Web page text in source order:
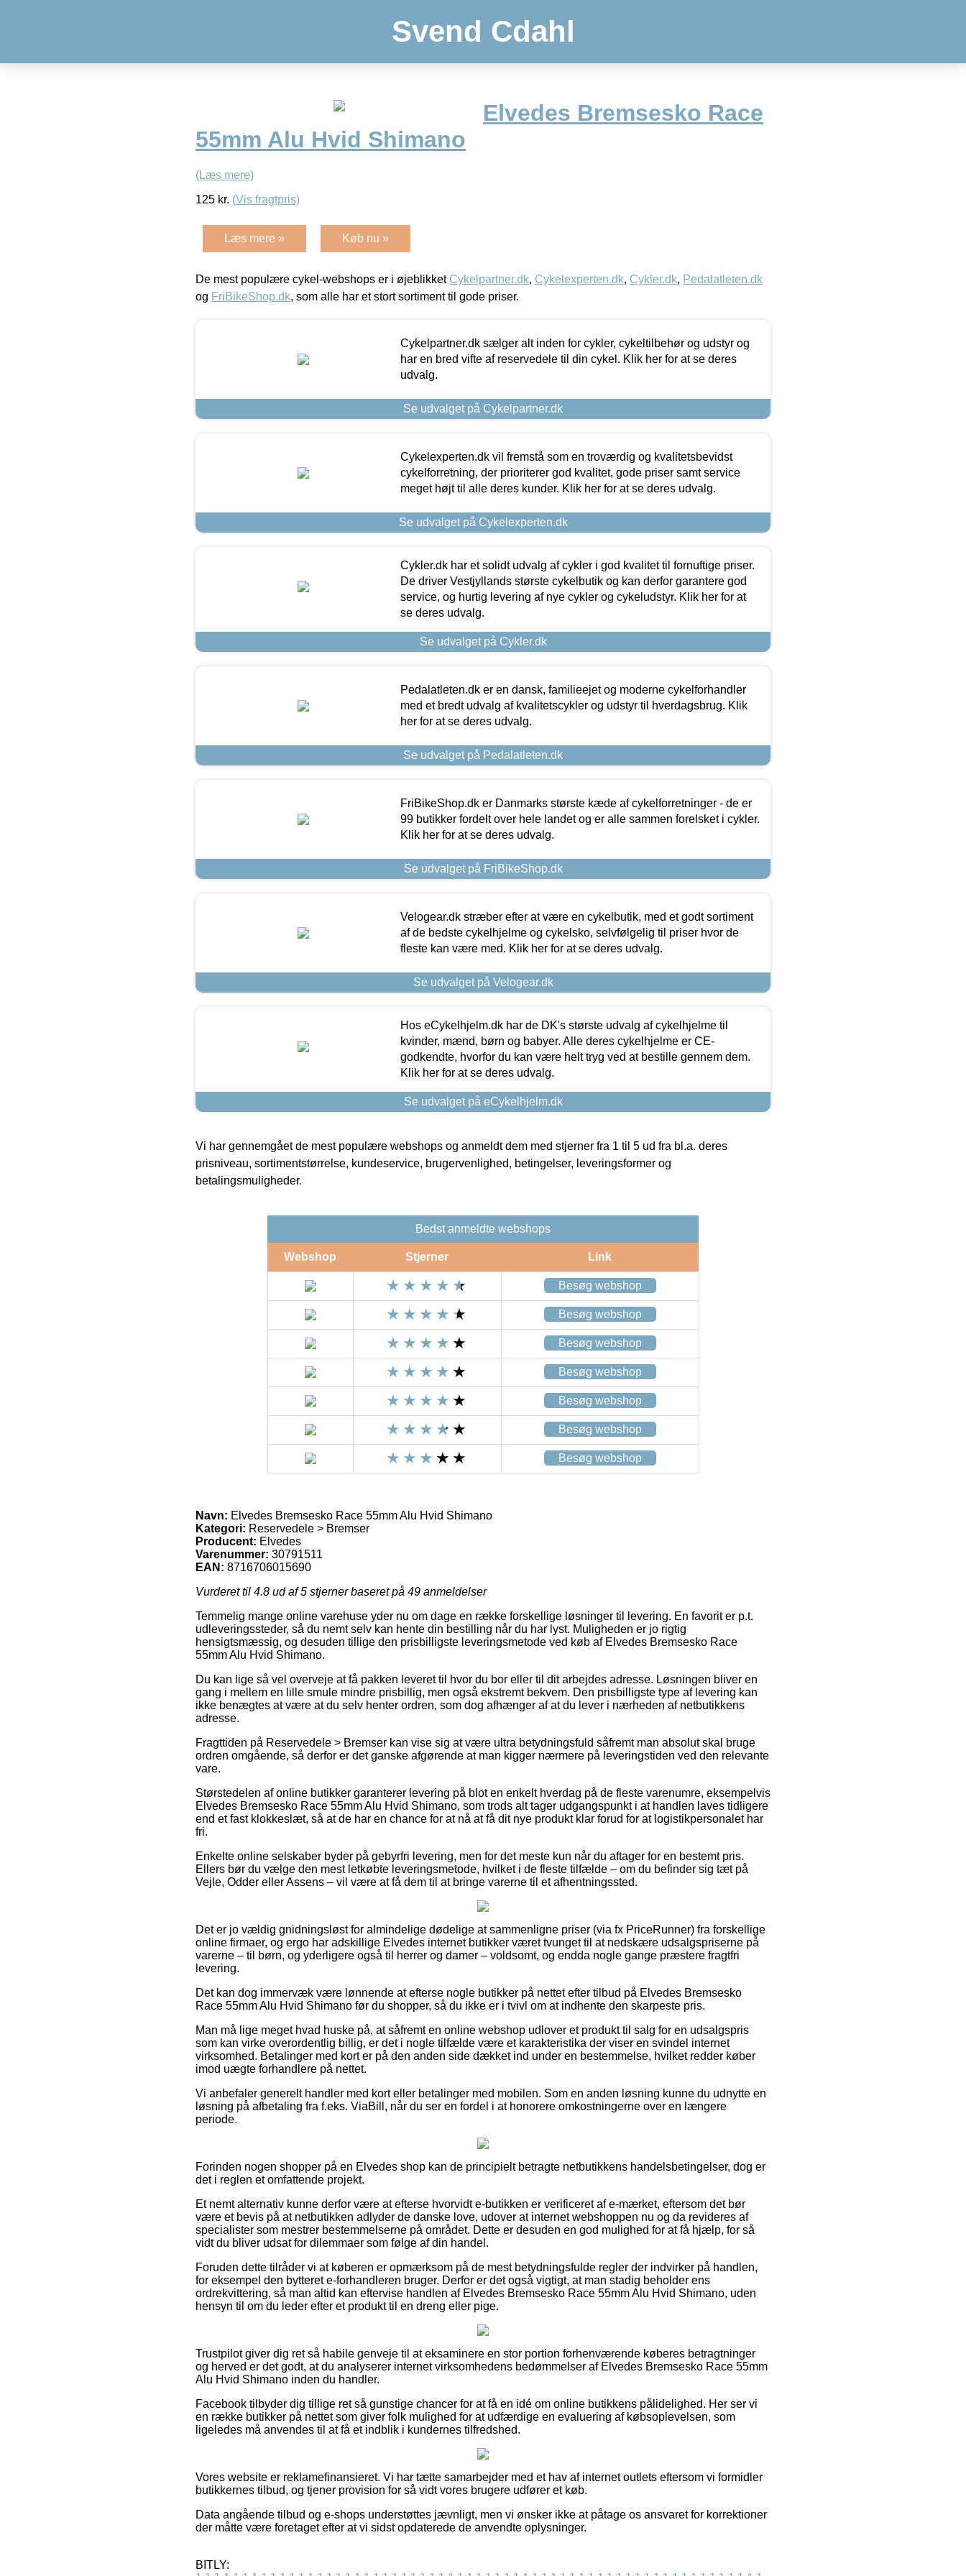
Svend Cdahl
Elvedes Bremsesko Race
55mm Alu Hvid Shimano
(Læs mere)
125 kr. (Vis fragtpris)
Læs mere » Køb nu »
De mest populære cykel-webshops er i øjeblikket Cykelpartner.dk, Cykelexperten.dk, Cykler.dk, Pedalatleten.dk
og FriBikeShop.dk, som alle har et stort sortiment til gode priser.
Cykelpartner.dk sælger alt inden for cykler, cykeltilbehør og udstyr og
har en bred vifte af reservedele til din cykel. Klik her for at se deres
udvalg.
Se udvalget på Cykelpartner.dk
Cykelexperten.dk vil fremstå som en troværdig og kvalitetsbevidst
cykelforretning, der prioriterer god kvalitet, gode priser samt service
meget højt til alle deres kunder. Klik her for at se deres udvalg.
Se udvalget på Cykelexperten.dk
Cykler.dk har et solidt udvalg af cykler i god kvalitet til fornuftige priser.
De driver Vestjyllands største cykelbutik og kan derfor garantere god
service, og hurtig levering af nye cykler og cykeludstyr. Klik her for at
se deres udvalg.
Se udvalget på Cykler.dk
Pedalatleten.dk er en dansk, familieejet og moderne cykelforhandler
med et bredt udvalg af kvalitetscykler og udstyr til hverdagsbrug. Klik
her for at se deres udvalg.
Se udvalget på Pedalatleten.dk
FriBikeShop.dk er Danmarks største kæde af cykelforretninger - de er
99 butikker fordelt over hele landet og er alle sammen forelsket i cykler.
Klik her for at se deres udvalg.
Se udvalget på FriBikeShop.dk
Velogear.dk stræber efter at være en cykelbutik, med et godt sortiment
af de bedste cykelhjelme og cykelsko, selvfølgelig til priser hvor de
fleste kan være med. Klik her for at se deres udvalg.
Se udvalget på Velogear.dk
Hos eCykelhjelm.dk har de DK's største udvalg af cykelhjelme til
kvinder, mænd, børn og babyer. Alle deres cykelhjelme er CE-
godkendte, hvorfor du kan være helt tryg ved at bestille gennem dem.
Klik her for at se deres udvalg.
Se udvalget på eCykelhjelm.dk
Vi har gennemgået de mest populære webshops og anmeldt dem med stjerner fra 1 til 5 ud fra bl.a. deres
prisniveau, sortimentstørrelse, kundeservice, brugervenlighed, betingelser, leveringsformer og
betalingsmuligheder.
Bedst anmeldte webshops
Webshop Stjerner Link
Besøg webshop
Besøg webshop
Besøg webshop
Besøg webshop
Besøg webshop
Besøg webshop
Besøg webshop
Navn: Elvedes Bremsesko Race 55mm Alu Hvid Shimano
Kategori: Reservedele > Bremser
Producent: Elvedes
Varenummer: 30791511
EAN: 8716706015690
Vurderet til 4.8 ud af 5 stjerner baseret på 49 anmeldelser
Temmelig mange online varehuse yder nu om dage en række forskellige løsninger til levering. En favorit er p.t.
udleveringssteder, så du nemt selv kan hente din bestilling når du har lyst. Muligheden er jo rigtig
hensigtsmæssig, og desuden tillige den prisbilligste leveringsmetode ved køb af Elvedes Bremsesko Race
55mm Alu Hvid Shimano.
Du kan lige så vel overveje at få pakken leveret til hvor du bor eller til dit arbejdes adresse. Løsningen bliver en
gang i mellem en lille smule mindre prisbillig, men også ekstremt bekvem. Den prisbilligste type af levering kan
ikke benægtes at være at du selv henter ordren, som dog afhænger af at du lever i nærheden af netbutikkens
adresse.
Fragttiden på Reservedele > Bremser kan vise sig at være ultra betydningsfuld såfremt man absolut skal bruge
ordren omgående, så derfor er det ganske afgørende at man kigger nærmere på leveringstiden ved den relevante
vare.
Størstedelen af online butikker garanterer levering på blot en enkelt hverdag på de fleste varenumre, eksempelvis
Elvedes Bremsesko Race 55mm Alu Hvid Shimano, som trods alt tager udgangspunkt i at handlen laves tidligere
end et fast klokkeslæt, så at de har en chance for at nå at få dit nye produkt klar forud for at logistikpersonalet har
fri.
Enkelte online selskaber byder på gebyrfri levering, men for det meste kun når du aftager for en bestemt pris.
Ellers bør du vælge den mest letkøbte leveringsmetode, hvilket i de fleste tilfælde – om du befinder sig tæt på
Vejle, Odder eller Assens – vil være at få dem til at bringe varerne til et afhentningssted.
Det er jo vældig gnidningsløst for almindelige dødelige at sammenligne priser (via fx PriceRunner) fra forskellige
online firmaer, og ergo har adskillige Elvedes internet butikker været tvunget til at nedskære udsalgspriserne på
varerne – til børn, og yderligere også til herrer og damer – voldsomt, og endda nogle gange præstere fragtfri
levering.
Det kan dog immervæk være lønnende at efterse nogle butikker på nettet efter tilbud på Elvedes Bremsesko
Race 55mm Alu Hvid Shimano før du shopper, så du ikke er i tvivl om at indhente den skarpeste pris.
Man må lige meget hvad huske på, at såfremt en online webshop udlover et produkt til salg for en udsalgspris
som kan virke overordentlig billig, er det i nogle tilfælde være et karakteristika der viser en svindel internet
virksomhed. Betalinger med kort er på den anden side dækket ind under en bestemmelse, hvilket redder køber
imod uægte forhandlere på nettet.
Vi anbefaler generelt handler med kort eller betalinger med mobilen. Som en anden løsning kunne du udnytte en
løsning på afbetaling fra f.eks. ViaBill, når du ser en fordel i at honorere omkostningerne over en længere
periode.
Forinden nogen shopper på en Elvedes shop kan de principielt betragte netbutikkens handelsbetingelser, dog er
det i reglen et omfattende projekt.
Et nemt alternativ kunne derfor være at efterse hvorvidt e-butikken er verificeret af e-mærket, eftersom det bør
være et bevis på at netbutikken adlyder de danske love, udover at internet webshoppen nu og da revideres af
specialister som mestrer bestemmelserne på området. Dette er desuden en god mulighed for at få hjælp, for så
vidt du bliver udsat for dilemmaer som følge af din handel.
Foruden dette tilråder vi at køberen er opmærksom på de mest betydningsfulde regler der indvirker på handlen,
for eksempel den bytteret e-forhandleren bruger. Derfor er det også vigtigt, at man stadig beholder ens
ordrekvittering, så man altid kan eftervise handlen af Elvedes Bremsesko Race 55mm Alu Hvid Shimano, uden
hensyn til om du leder efter et produkt til en dreng eller pige.
Trustpilot giver dig ret så habile genveje til at eksaminere en stor portion forhenværende køberes betragtninger
og herved er det godt, at du analyserer internet virksomhedens bedømmelser af Elvedes Bremsesko Race 55mm
Alu Hvid Shimano inden du handler.
Facebook tilbyder dig tillige ret så gunstige chancer for at få en idé om online butikkens pålidelighed. Her ser vi
en række butikker på nettet som giver folk mulighed for at udfærdige en evaluering af købsoplevelsen, som
ligeledes må anvendes til at få et indblik i kundernes tilfredshed.
Vores website er reklamefinansieret. Vi har tætte samarbejder med et hav af internet outlets eftersom vi formidler
butikkernes tilbud, og tjener provision for så vidt vores brugere udfører et køb.
Data angående tilbud og e-shops understøttes jævnligt, men vi ønsker ikke at påtage os ansvaret for korrektioner
der måtte være foretaget efter at vi sidst opdaterede de anvendte oplysninger.
BITLY: